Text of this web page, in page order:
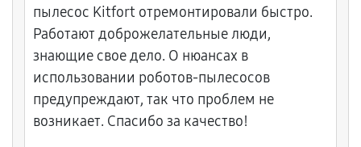
пылесос Kitfort отремонтировали быстро.
Работают доброжелательные люди,
знающие свое дело. О нюансах в
использовании роботов-пылесосов
предупреждают, так что проблем не
возникает. Спасибо за качество!